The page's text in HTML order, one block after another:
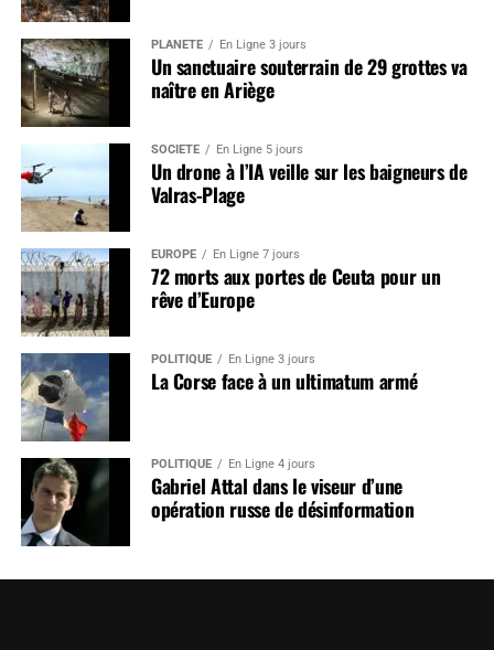
PLANÈTE En Ligne 3 jours
Un sanctuaire souterrain de 29 grottes va
naître en Ariège
SOCIÉTÉ En Ligne 5 jours
Un drone à l’IA veille sur les baigneurs de
Valras-Plage
EUROPE En Ligne 7 jours
72 morts aux portes de Ceuta pour un
rêve d’Europe
POLITIQUE En Ligne 3 jours
La Corse face à un ultimatum armé
POLITIQUE En Ligne 4 jours
Gabriel Attal dans le viseur d’une
opération russe de désinformation